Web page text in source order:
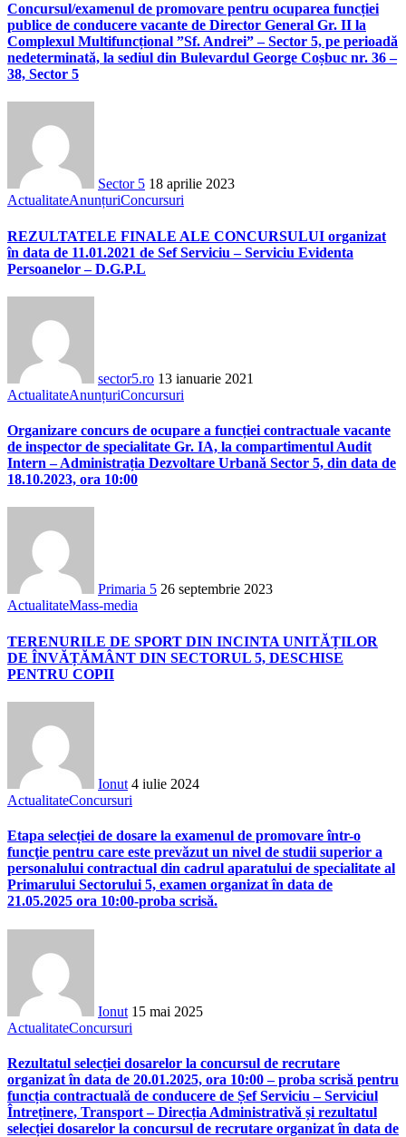
Concursul/examenul de promovare pentru ocuparea funcției
publice de conducere vacante de Director General Gr. II la
Complexul Multifuncțional ”Sf. Andrei” – Sector 5, pe perioadă
nedeterminată, la sediul din Bulevardul George Coșbuc nr. 36 –
38, Sector 5
Sector 5 18 aprilie 2023
ActualitateAnunțuriConcursuri
REZULTATELE FINALE ALE CONCURSULUI organizat
în data de 11.01.2021 de Sef Serviciu – Serviciu Evidenta
Persoanelor – D.G.P.L
sector5.ro 13 ianuarie 2021
ActualitateAnunțuriConcursuri
Organizare concurs de ocupare a funcției contractuale vacante
de inspector de specialitate Gr. IA, la compartimentul Audit
Intern – Administrația Dezvoltare Urbană Sector 5, din data de
18.10.2023, ora 10:00
Primaria 5 26 septembrie 2023
ActualitateMass-media
TERENURILE DE SPORT DIN INCINTA UNITĂȚILOR
DE ÎNVĂȚĂMÂNT DIN SECTORUL 5, DESCHISE
PENTRU COPII
Ionut 4 iulie 2024
ActualitateConcursuri
Etapa selecției de dosare la examenul de promovare într-o
funcţie pentru care este prevăzut un nivel de studii superior a
personalului contractual din cadrul aparatului de specialitate al
Primarului Sectorului 5, examen organizat în data de
21.05.2025 ora 10:00-proba scrisă.
Ionut 15 mai 2025
ActualitateConcursuri
Rezultatul selecției dosarelor la concursul de recrutare
organizat în data de 20.01.2025, ora 10:00 – proba scrisă pentru
funcția contractuală de conducere de Șef Serviciu – Serviciul
Întreținere, Transport – Direcția Administrativă și rezultatul
selecției dosarelor la concursul de recrutare organizat în data de